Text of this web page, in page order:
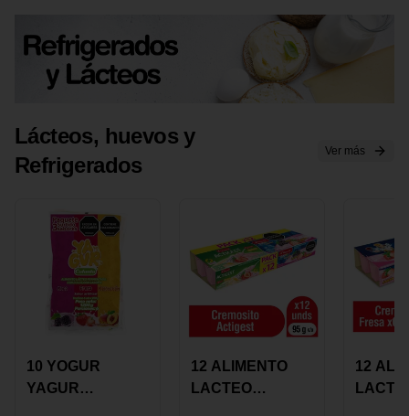
Lácteos, huevos y
Refrigerados
Ver más
10 YOGUR
YAGUR
12 ALIMENTO
LACTEO
12